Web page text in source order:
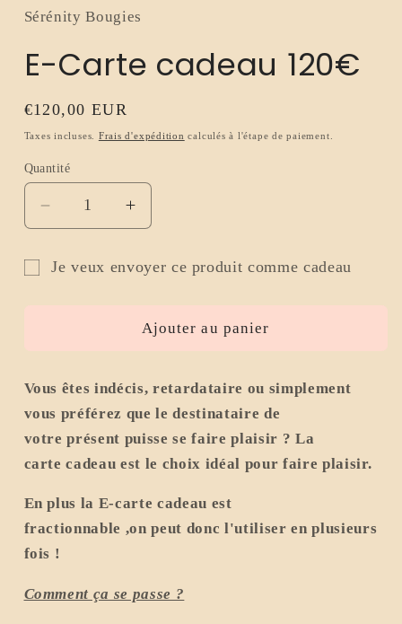
1
dans
fenêtre
modale
Sérénity Bougies
E-Carte cadeau 120€
Prix
habituel
€120,00 EUR
Taxes incluses. Frais d'expédition calculés à l'étape de paiement.
Quantité
Réduire
la
de
Augmenter
la
de
Carte
cadeau
Je veux envoyer ce produit comme cadeau
carte-
cadeau
réduit
Ajouter au panier
Vous êtes indécis, retardataire ou simplement
vous préférez que le destinataire de
votre présent puisse se faire plaisir ? La
carte cadeau est le choix idéal pour faire plaisir.
En plus la E-carte cadeau est
fractionnable ,on peut donc l'utiliser en plusieurs
fois !
Comment ça se passe ?